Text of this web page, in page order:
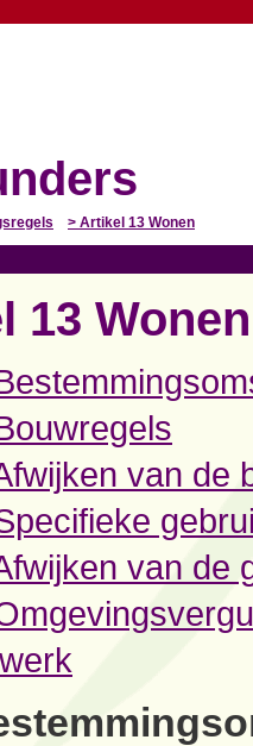
Artikel 13 Wonen
13 Wonen
van de
van de